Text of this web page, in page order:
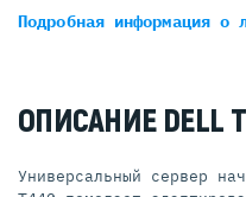
Подробная информацияо
ОПИСАНИЕ DELL
Универсальный сервер